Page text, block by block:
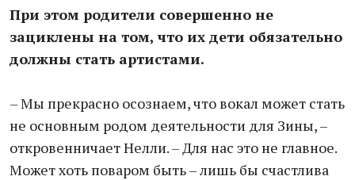
При этом родители совершенно не
зациклены на том, что их дети обязательно
должны стать артистами.
– Мы прекрасно осознаем, что вокал может стать
не основным родом деятельности для Зины, –
откровенничает Нелли. – Для нас это не главное.
Может хоть поваром быть – лишь бы счастлива